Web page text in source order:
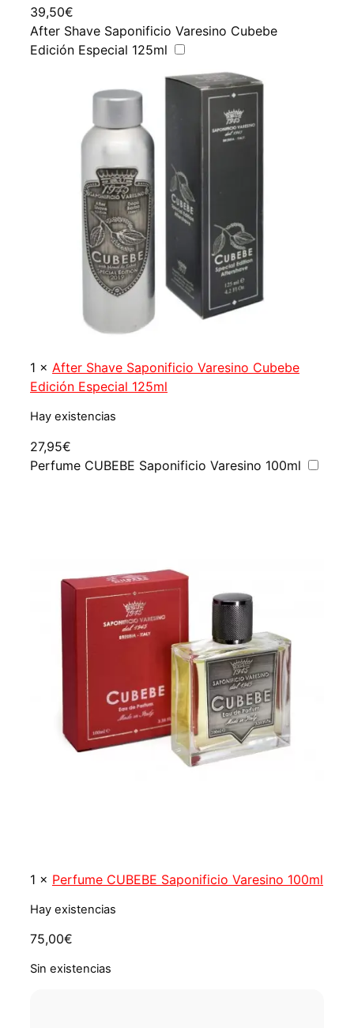
39,50€
After Shave Saponificio Varesino Cubebe
Edición Especial 125ml
1 × After Shave Saponificio Varesino Cubebe
Edición Especial 125ml
Hay existencias
27,95€
Perfume CUBEBE Saponificio Varesino 100ml
1 × Perfume CUBEBE Saponificio Varesino 100ml
Hay existencias
75,00€
Sin existencias